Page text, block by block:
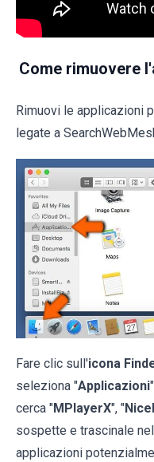
Come rimuovere
Rimuovi le applicazioni
legate a
Fare clic sull'icona
seleziona "Applicazioni
cerca "MPlayerX", "
sospette e trascinale
applicazioni